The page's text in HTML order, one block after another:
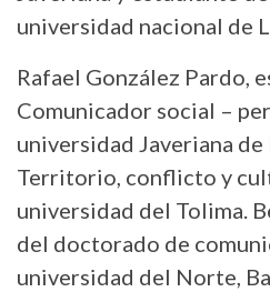
universidad nacional de
Rafael González Pardo,
Comunicador social –
universidad Javeriana
Territorio, conflicto y
universidad del Tolima.
del doctorado de
universidad del Norte,